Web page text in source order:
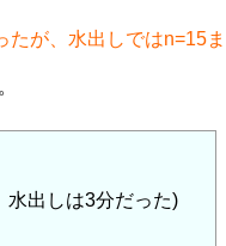
たが、水出しではn=15
は3分だった)